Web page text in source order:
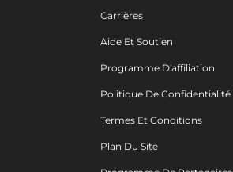
Carrières
Aide Et Soutien
Programme D'affiliation
Politique De Confidentialité
Termes Et Conditions
Plan Du Site